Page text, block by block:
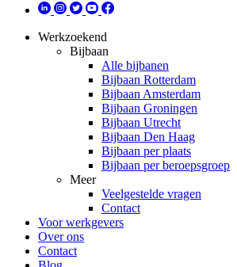
Werkzoekend
Bijbaan
Alle bijbanen
Bijbaan Rotterdam
Bijbaan Amsterdam
Bijbaan Groningen
Bijbaan Utrecht
Bijbaan Den Haag
Bijbaan per plaats
Bijbaan per beroepsgroep
Meer
Veelgestelde vragen
Contact
Voor werkgevers
Over ons
Contact